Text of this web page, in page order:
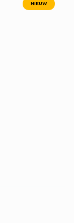
NIEUW